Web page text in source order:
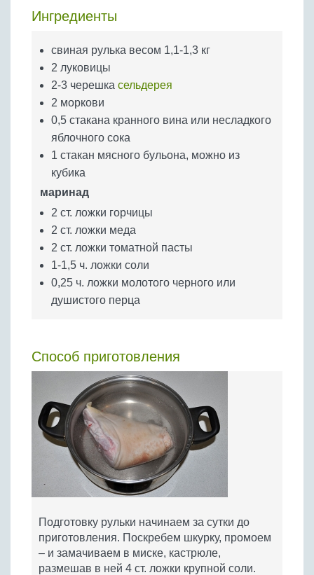
Крупы
Ингредиенты
свиная рулька весом 1,1-1,3 кг
2 луковицы
2-3 черешка сельдерея
2 моркови
0,5 стакана кранного вина или несладкого
яблочного сока
1 стакан мясного бульона, можно из
кубика
маринад
2 ст. ложки горчицы
2 ст. ложки меда
2 ст. ложки томатной пасты
1-1,5 ч. ложки соли
0,25 ч. ложки молотого черного или
душистого перца
Способ приготовления
Подготовку рульки начинаем за сутки до
приготовления. Поскребем шкурку, промоем
– и замачиваем в миске, кастрюле,
размешав в ней 4 ст. ложки крупной соли.